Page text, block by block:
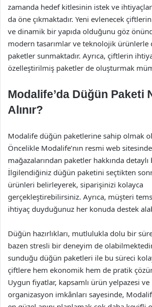
zamanda hedef kitlesinin istek ve
da öne çıkmaktadır. Yeni evlenecek
ve dinamik bir yapıda olduğunu göz
modern tasarımlar ve teknolojik ürünlerle
paketler sunmaktadır. Ayrıca, çiftlerin
özelleştirilmiş paketler de oluşturmak
Modalife’da Düğün Paketi
Alınır?
Modalife düğün paketlerine sahip olmak
Öncelikle Modalife’nın resmi web
mağazalarından paketler hakkında
İlgilendiğiniz düğün paketini seçtikten
ürünleri belirleyerek, siparişinizi kolayca
gerçekleştirebilirsiniz. Ayrıca, müşteri
ihtiyaç duyduğunuz her konuda destek
Düğün hazırlıkları, mutlulukla dolu bir
bazen stresli bir deneyim de
sunduğu düğün paketleri ile bu süreci
çiftlere hem ekonomik hem de pratik
Uygun fiyatlar, kapsamlı ürün yelpazesi
organizasyon imkânları sayesinde,